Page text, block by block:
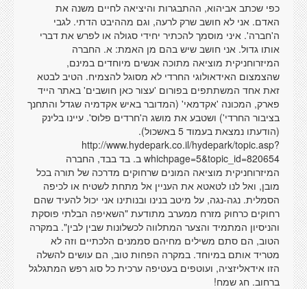
כפי שכתב אביהוא, ההתבגרות והיציאה לחיים משנה את
האדם. אני לא חושב שרק לרעה, וגם מההיבט הדתי. לגבי
ה'חברה'. איני מוסמך להכתיר יחידי סגולה או לפרש את דברי
אותו גדול. אני חושב שיש בהם מן האמת: א. החברה
המיזרוחניקית מוציאה מתוכה אנשים מיוחדים במינם,
שהצמצום האידאולוגי החרדי לא מסוגל להצמיח. הטיב לבטא
זאת אחד המשתתפים בפורום 'עצור כאן חושבים' באתר הייד
פארק, המכונה 'אקדמאי' (המדובר באיש אקדמיה שגדל והתחנך
בציבור החרדי') ושטבע את מושג ה'חרדים פלוס'. עיינו בלינק
(הודעתו נמצאת בעמוד 5 באשכול).
http://www.hydepark.co.il/hydepark/topic.asp?
whichpage=5&topic_id=820654 ב. בד בבד, החברה
המיזרוחניקית מוציאה המונים שרחוקים מדרכה של תורה בכל
מובן, ואל לנו לטאטא את העניין אל מתחת לשטיח או לכיפה
הסמלית. נגה-נגה, על מיטב בנינו ובנותינו אני יכול להעיד שהם
רחוקים כרחוק מזרח ממערב מתודעת "השאיפה הבלתי פוסקת
והניסיון המתמיד והצער המתלווה לכשלונות שבין לבין". במקרה
הטוב, הם סתם משילים מחיהם סממנים הלכתיים וזה לא
מטריד אותם במיוחד. במקרה הפחות טוב, הם עושים להשלה
הזו אידאליזציה, ועוטפים בעטיפה ערכית כל סוג רפש המתגלגל
ברחוב. חג שמח!